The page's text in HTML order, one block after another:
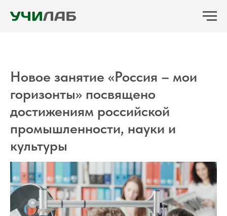
Новое занятие «Россия – мои
горизонты» посвящено
достижениям российской
промышленности, науки и
культуры